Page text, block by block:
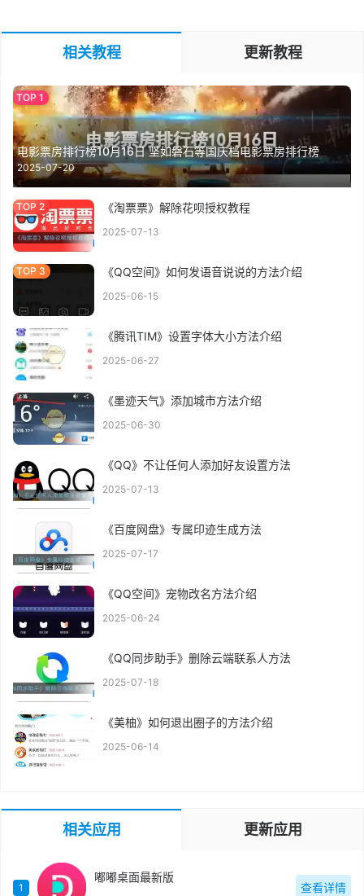
相关教程 更新教程
电影票房排行榜10月16日 坚如磐石等国庆档电影票房排行榜
2025-07-20
《淘票票》解除花呗授权教程
2025-07-13
《QQ空间》如何发语音说说的方法介绍
2025-06-15
《腾讯TIM》设置字体大小方法介绍
2025-06-27
《墨迹天气》添加城市方法介绍
2025-06-30
《QQ》不让任何人添加好友设置方法
2025-07-13
《百度网盘》专属印迹生成方法
2025-07-17
《QQ空间》宠物改名方法介绍
2025-06-24
《QQ同步助手》删除云端联系人方法
2025-07-18
《美柚》如何退出圈子的方法介绍
2025-06-14
相关应用 更新应用
1
嘟嘟桌面最新版
查看详情